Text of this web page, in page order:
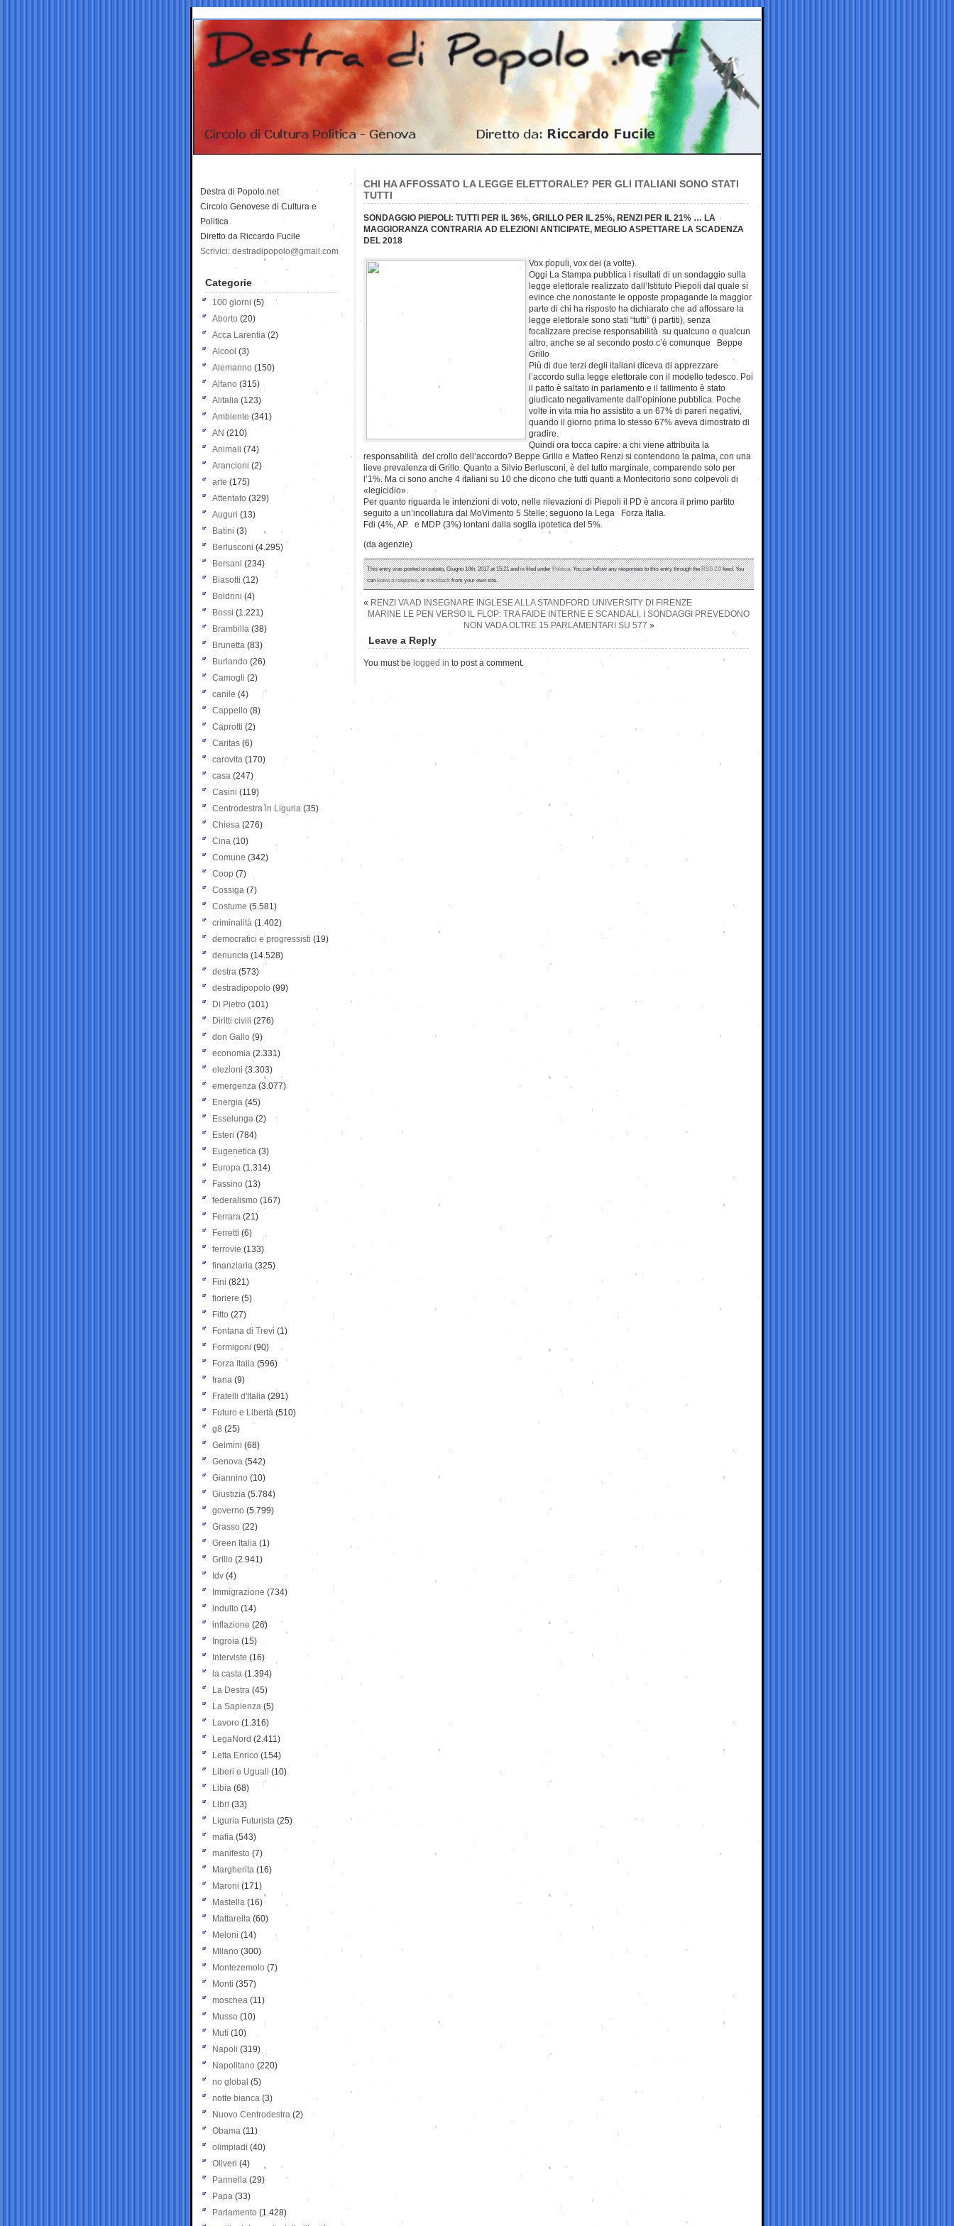
CHI HA AFFOSSATO LA LEGGE ELETTORALE? PER GLI ITALIANI SONO STATI
TUTTI
SONDAGGIO PIEPOLI: TUTTI PER IL 36%, GRILLO PER IL 25%, RENZI PER IL 21% … LA
MAGGIORANZA CONTRARIA AD ELEZIONI ANTICIPATE, MEGLIO ASPETTARE LA SCADENZA
DEL 2018
Vox populi, vox dei (a volte).
Oggi La Stampa pubblica i risultati di un sondaggio sulla
legge elettorale realizzato dall’Istituto Piepoli dal quale si
evince che nonostante le opposte propagande la maggior
parte di chi ha risposto ha dichiarato che ad affossare la
legge elettorale sono stati “tutti” (i partiti), senza
focalizzare precise responsabilità su qualcuno o qualcun
altro, anche se al secondo posto c’è comunque Beppe
Grillo
Più di due terzi degli italiani diceva di apprezzare
l’accordo sulla legge elettorale con il modello tedesco. Poi
il patto è saltato in parlamento e il fallimento è stato
giudicato negativamente dall’opinione pubblica. Poche
volte in vita mia ho assistito a un 67% di pareri negativi,
quando il giorno prima lo stesso 67% aveva dimostrato di
gradire.
Quindi ora tocca capire: a chi viene attribuita la
responsabilità del crollo dell’accordo? Beppe Grillo e Matteo Renzi si contendono la palma, con una
lieve prevalenza di Grillo. Quanto a Silvio Berlusconi, è del tutto marginale, comparendo solo per
l’1%. Ma ci sono anche 4 italiani su 10 che dicono che tutti quanti a Montecitorio sono colpevoli di
«legicidio».
Per quanto riguarda le intenzioni di voto, nelle rilevazioni di Piepoli il PD è ancora il primo partito
seguito a un’incollatura dal MoVimento 5 Stelle; seguono la Lega Forza Italia.
Fdi (4%, AP e MDP (3%) lontani dalla soglia ipotetica del 5%.
(da agenzie)
This entry was posted on sabato, Giugno 10th, 2017 at 15:21 and is filed underPolitica. You can follow any responses to this entry through theRSS 2.0feed. You
canleave a response, ortrackbackfrom your own site.
« RENZI VA AD INSEGNARE INGLESE ALLA STANDFORD UNIVERSITY DI FIRENZE
MARINE LE PEN VERSO IL FLOP: TRA FAIDE INTERNE E SCANDALI, I SONDAGGI PREVEDONO
NON VADA OLTRE 15 PARLAMENTARI SU 577 »
Leave a Reply
You must be logged in to post a comment.
Destra di Popolo.net
Circolo Genovese di Cultura e
Politica
Diretto da Riccardo Fucile
Scrivici: destradipopolo@gmail.com
Categorie
100 giorni (5)
Aborto (20)
Acca Larentia (2)
Alcool (3)
Alemanno (150)
Alfano (315)
Alitalia (123)
Ambiente (341)
AN (210)
Animali (74)
Arancioni (2)
arte (175)
Attentato (329)
Auguri (13)
Batini (3)
Berlusconi (4.295)
Bersani (234)
Biasotti (12)
Boldrini (4)
Bossi (1.221)
Brambilla (38)
Brunetta (83)
Burlando (26)
Camogli (2)
canile (4)
Cappello (8)
Caprotti (2)
Caritas (6)
carovita (170)
casa (247)
Casini (119)
Centrodestra in Liguria (35)
Chiesa (276)
Cina (10)
Comune (342)
Coop (7)
Cossiga (7)
Costume (5.581)
criminalità (1.402)
democratici e progressisti (19)
denuncia (14.528)
destra (573)
destradipopolo (99)
Di Pietro (101)
Diritti civili (276)
don Gallo (9)
economia (2.331)
elezioni (3.303)
emergenza (3.077)
Energia (45)
Esselunga (2)
Esteri (784)
Eugenetica (3)
Europa (1.314)
Fassino (13)
federalismo (167)
Ferrara (21)
Ferretti (6)
ferrovie (133)
finanziaria (325)
Fini (821)
fioriere (5)
Fitto (27)
Fontana di Trevi (1)
Formigoni (90)
Forza Italia (596)
frana (9)
Fratelli d'Italia (291)
Futuro e Libertà (510)
g8 (25)
Gelmini (68)
Genova (542)
Giannino (10)
Giustizia (5.784)
governo (5.799)
Grasso (22)
Green Italia (1)
Grillo (2.941)
Idv (4)
Immigrazione (734)
indulto (14)
inflazione (26)
Ingroia (15)
Interviste (16)
la casta (1.394)
La Destra (45)
La Sapienza (5)
Lavoro (1.316)
LegaNord (2.411)
Letta Enrico (154)
Liberi e Uguali (10)
Libia (68)
Libri (33)
Liguria Futurista (25)
mafia (543)
manifesto (7)
Margherita (16)
Maroni (171)
Mastella (16)
Mattarella (60)
Meloni (14)
Milano (300)
Montezemolo (7)
Monti (357)
moschea (11)
Musso (10)
Muti (10)
Napoli (319)
Napolitano (220)
no global (5)
notte bianca (3)
Nuovo Centrodestra (2)
Obama (11)
olimpiadi (40)
Oliveri (4)
Pannella (29)
Papa (33)
Parlamento (1.428)